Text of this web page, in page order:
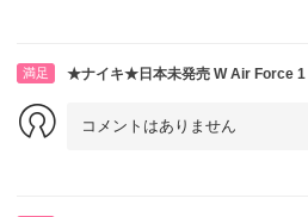
満足 ★ナイキ★日本未発売 W Air Force 1
コメントはありません